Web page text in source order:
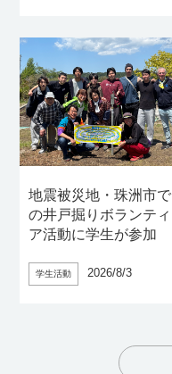
地震被災地・珠洲市で
の井戸掘りボランティ
ア活動に学生が参加
学生活動 2026/8/3